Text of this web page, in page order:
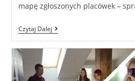
mapę zgłoszonych placówek –
Czytaj Dalej